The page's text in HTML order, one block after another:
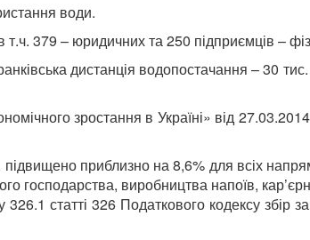
води.
379 – юридичних та 250 підприємців –
дистанція водопостачання – 30
зростання в Україні» від
приблизно на 8,6% для всіх
господарства, виробництва напоїв,
статті 326 Податкового кодексу збір